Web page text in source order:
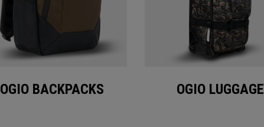
OGIO BACKPACKS OGIO LUGGAGE